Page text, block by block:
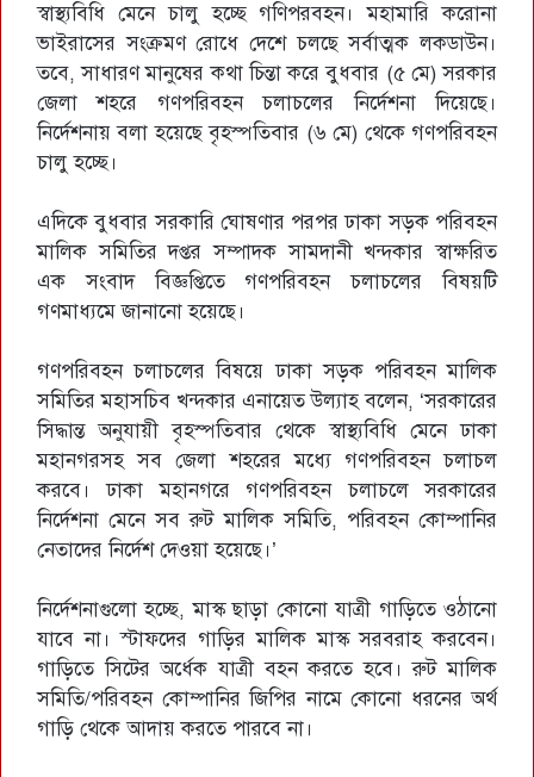
স্বাস্থ্যবিধি মেনে চালু হচ্ছে গণিপরবহন। মহামারি করোনা
ভাইরাসের সংক্রমণ রোধে দেশে চলছে সর্বাত্মক লকডাউন।
তবে, সাধারণ মানুষের কথা চিন্তা করে বুধবার (৫ মে) সরকার
জেলা শহরে গণপরিবহন চলাচলের নির্দেশনা দিয়েছে।
নির্দেশনায় বলা হয়েছে বৃহস্পতিবার (৬ মে) থেকে গণপরিবহন
চালু হচ্ছে।
এদিকে বুধবার সরকারি ঘোষণার পরপর ঢাকা সড়ক পরিবহন
মালিক সমিতির দপ্তর সম্পাদক সামদানী খন্দকার স্বাক্ষরিত
এক সংবাদ বিজ্ঞপ্তিতে গণপরিবহন চলাচলের বিষয়টি
গণমাধ্যমে জানানো হয়েছে।
গণপরিবহন চলাচলের বিষয়ে ঢাকা সড়ক পরিবহন মালিক
সমিতির মহাসচিব খন্দকার এনায়েত উল্যাহ বলেন, ‘সরকারের
সিদ্ধান্ত অনুযায়ী বৃহস্পতিবার থেকে স্বাস্থ্যবিধি মেনে ঢাকা
মহানগরসহ সব জেলা শহরের মধ্যে গণপরিবহন চলাচল
করবে। ঢাকা মহানগরে গণপরিবহন চলাচলে সরকারের
নির্দেশনা মেনে সব রুট মালিক সমিতি, পরিবহন কোম্পানির
নেতাদের নির্দেশ দেওয়া হয়েছে।’
নির্দেশনাগুলো হচ্ছে, মাস্ক ছাড়া কোনো যাত্রী গাড়িতে ওঠানো
যাবে না। স্টাফদের গাড়ির মালিক মাস্ক সরবরাহ করবেন।
গাড়িতে সিটের অর্ধেক যাত্রী বহন করতে হবে। রুট মালিক
সমিতি/পরিবহন কোম্পানির জিপির নামে কোনো ধরনের অর্থ
গাড়ি থেকে আদায় করতে পারবে না।